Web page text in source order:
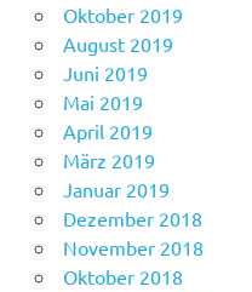
Oktober 2019
August 2019
Juni 2019
Mai 2019
April 2019
März 2019
Januar 2019
Dezember 2018
November 2018
Oktober 2018